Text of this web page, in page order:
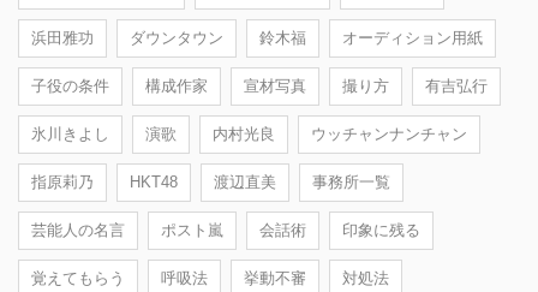
浜田雅功 ダウンタウン 鈴木福 オーディション用紙
子役の条件 構成作家 宣材写真 撮り方 有吉弘行
氷川きよし 演歌 内村光良 ウッチャンナンチャン
指原莉乃 HKT48 渡辺直美 事務所一覧
芸能人の名言 ポスト嵐 会話術 印象に残る
覚えてもらう 呼吸法 挙動不審 対処法